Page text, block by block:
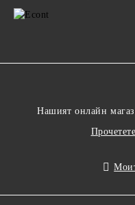
Нашият онлайн